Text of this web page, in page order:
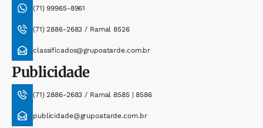
(71) 99965-8961
(71) 2886-2683 / Ramal 8526
classificados@grupoatarde.com.br
Publicidade
(71) 2886-2683 / Ramal 8585 | 8586
publicidade@grupoatarde.com.br